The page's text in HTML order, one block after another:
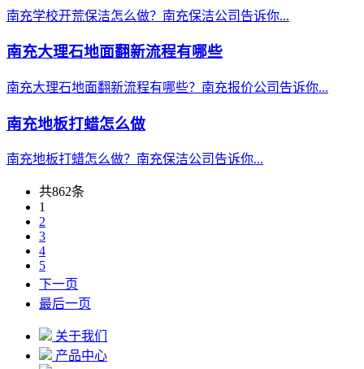
南充学校开荒保洁怎么做？南充保洁公司告诉你...
南充大理石地面翻新流程有哪些
南充大理石地面翻新流程有哪些？南充报价公司告诉你...
南充地板打蜡怎么做
南充地板打蜡怎么做？南充保洁公司告诉你...
共862条
1
2
3
4
5
下一页
最后一页
关于我们
产品中心